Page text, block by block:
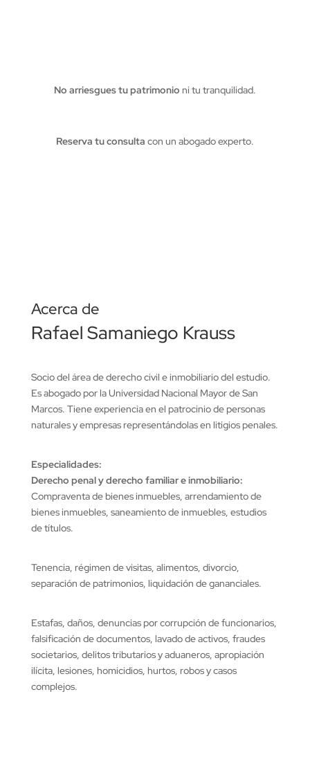
No arriesgues tu patrimonio ni tu tranquilidad.
Reserva tu consulta con un abogado experto.
Acerca de
Rafael Samaniego Krauss
Socio del área de derecho civil e inmobiliario del estudio.
Es abogado por la Universidad Nacional Mayor de San
Marcos. Tiene experiencia en el patrocinio de personas
naturales y empresas representándolas en litigios penales.
Especialidades:
Derecho penal y derecho familiar e inmobiliario:
Compraventa de bienes inmuebles, arrendamiento de
bienes inmuebles, saneamiento de inmuebles, estudios
de títulos.
Tenencia, régimen de visitas, alimentos, divorcio,
separación de patrimonios, liquidación de gananciales.
Estafas, daños, denuncias por corrupción de funcionarios,
falsificación de documentos, lavado de activos, fraudes
societarios, delitos tributarios y aduaneros, apropiación
ilícita, lesiones, homicidios, hurtos, robos y casos
complejos.